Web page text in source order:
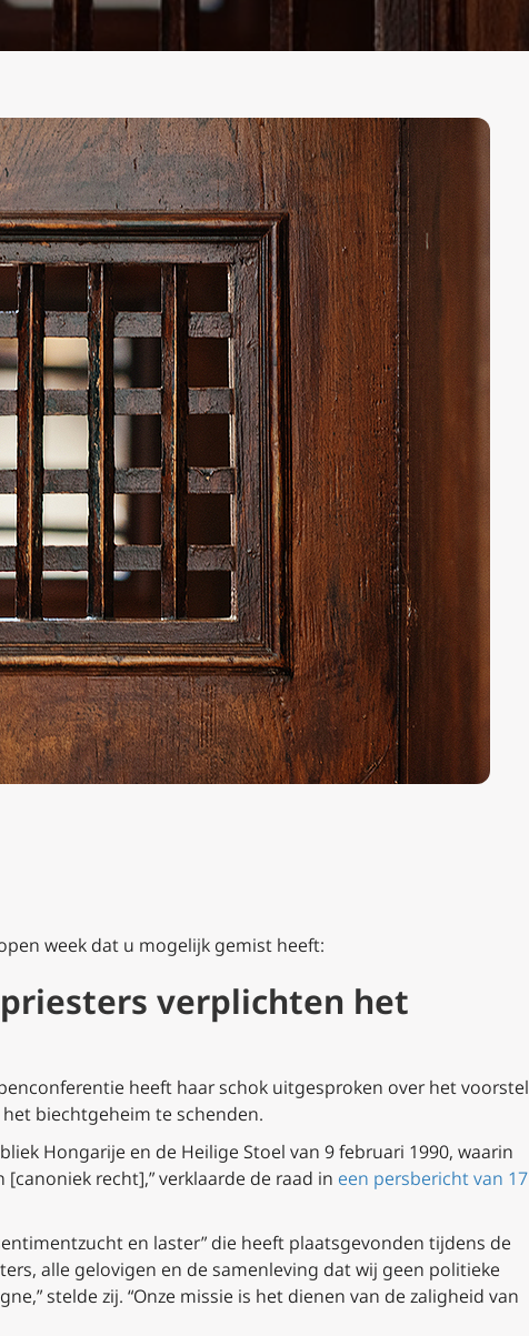
week dat u mogelijk gemist heeft:
verplichten het
heeft haar schok uitgesproken over het voorstel
biechtgeheim te schenden.
Hongarije en de Heilige Stoel van 9 februari 1990, waarin
recht],” verklaarde de raad in een persbericht van 17
en laster” die heeft plaatsgevonden tijdens de
alle gelovigen en de samenleving dat wij geen politieke
stelde zij. “Onze missie is het dienen van de zaligheid van